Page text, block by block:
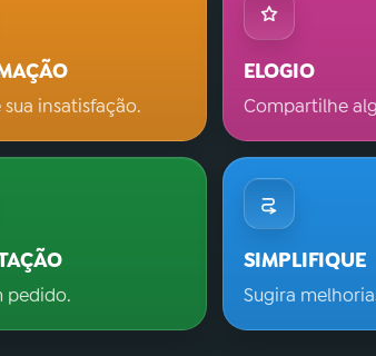
sua insatisfação.
ELOGIO
Compartilhe
pedido.
SIMPLIFIQUE
Sugira